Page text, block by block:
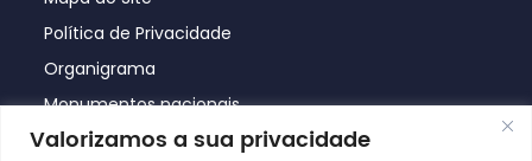
Valorizamos a sua privacidade
Política de Privacidade
Organigrama
Monumentos nacionais